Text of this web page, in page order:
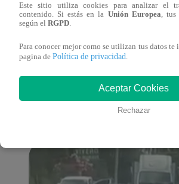
También te
interesar
Este sitio utiliza cookies para analizar el
contenido. Si estás en la Unión Europea ,
según el RGPD
Para conocer mejor como se utilizan tus datos te
pagina de Política de privacidad
Aceptar Cookies
Rechazar